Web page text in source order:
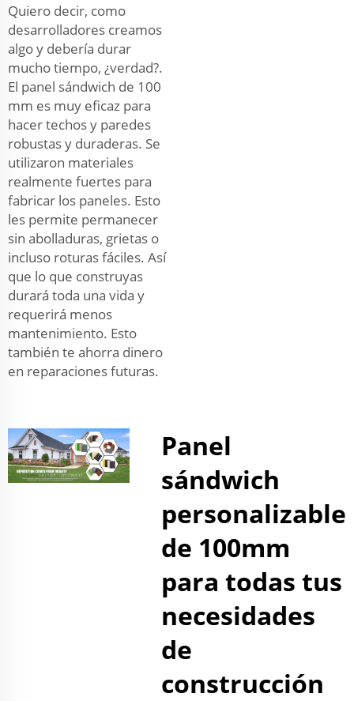
Quiero decir, como
desarrolladores creamos
algo y debería durar
mucho tiempo, ¿verdad?.
El panel sándwich de 100
mm es muy eficaz para
hacer techos y paredes
robustas y duraderas. Se
utilizaron materiales
realmente fuertes para
fabricar los paneles. Esto
les permite permanecer
sin abolladuras, grietas o
incluso roturas fáciles. Así
que lo que construyas
durará toda una vida y
requerirá menos
mantenimiento. Esto
también te ahorra dinero
en reparaciones futuras.
Panel
sándwich
personalizable
de 100mm
para todas tus
necesidades
de
construcción